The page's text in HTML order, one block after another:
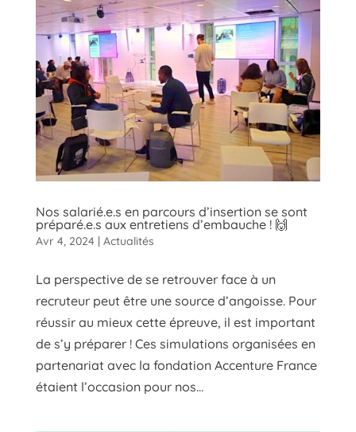
Nos salarié.e.s en parcours d’insertion se sont
préparé.e.s aux entretiens d’embauche ! 🙌
Avr 4, 2024| Actualités
La perspective de se retrouver face à un
recruteur peut être une source d’angoisse. Pour
réussir au mieux cette épreuve, il est important
de s’y préparer ! Ces simulations organisées en
partenariat avec la fondation Accenture France
étaient l’occasion pour nos...